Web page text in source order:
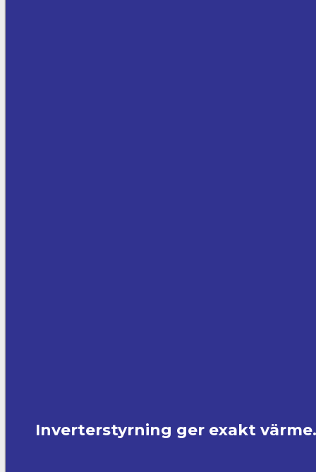
Inverterstyrning ger exakt